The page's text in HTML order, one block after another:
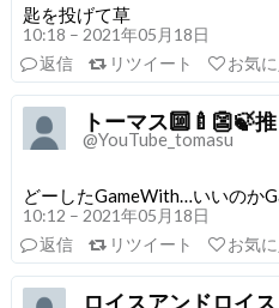
匙を投げて草
10:18 – 2021年05月18日
返信
リツイート お気
トーマス🔟🍼👺🍃
@YouTube_tomasu
どーしたGameWith…いいのか
10:12 – 2021年05月18日
返信
リツイート お気
ロイスアンドロイス